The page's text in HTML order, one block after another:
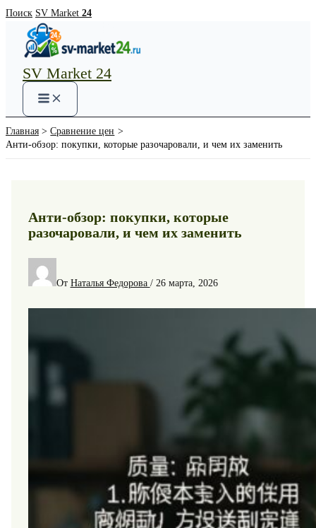
Перейти
содержимому
Поиск SV Market 24
SV Market 24
Main
Menu
Главная
Сравнение цен
Анти-обзор: покупки, которые разочаровали, и чем их заменить
Анти-обзор: покупки, которые
разочаровали, и чем их заменить
От Наталья Федорова / 26 марта, 2026